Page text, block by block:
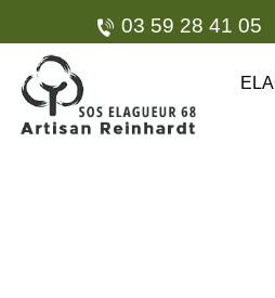
03 59 28 41 05